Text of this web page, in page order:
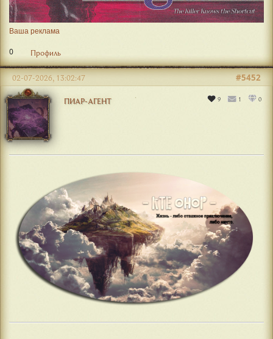
Ваша реклама
0 Профиль
ПИАР-АГЕНТ 9 1 0
#5452
02-07-2026, 13:02:47